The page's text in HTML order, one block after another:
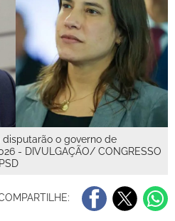
o governo de
- DIVULGAÇÃO/ CONGRESSO